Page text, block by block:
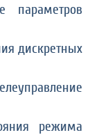
дискретных
режима